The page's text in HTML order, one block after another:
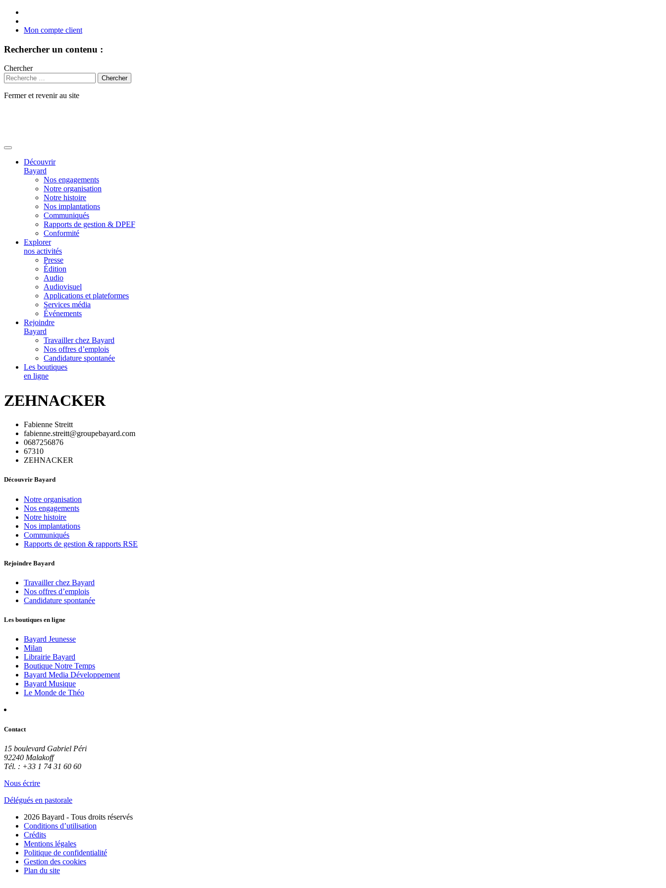
Mon compte client
Rechercher un contenu :
Chercher
Fermer et revenir au site
Découvrir
Bayard
Nos engagements
Notre organisation
Notre histoire
Nos implantations
Communiqués
Rapports de gestion & DPEF
Conformité
Explorer
nos activités
Presse
Édition
Audio
Audiovisuel
Applications et plateformes
Services média
Événements
Rejoindre
Bayard
Travailler chez Bayard
Nos offres d’emplois
Candidature spontanée
Les boutiques
en ligne
ZEHNACKER
Fabienne Streitt
fabienne.streitt@groupebayard.com
0687256876
67310
ZEHNACKER
Découvrir Bayard
Notre organisation
Nos engagements
Notre histoire
Nos implantations
Communiqués
Rapports de gestion & rapports RSE
Rejoindre Bayard
Travailler chez Bayard
Nos offres d’emplois
Candidature spontanée
Les boutiques en ligne
Bayard Jeunesse
Milan
Librairie Bayard
Boutique Notre Temps
Bayard Media Développement
Bayard Musique
Le Monde de Théo
Contact
15 boulevard Gabriel Péri
92240 Malakoff
Tél. : +33 1 74 31 60 60
Nous écrire
Délégués en pastorale
2026 Bayard - Tous droits réservés
Conditions d’utilisation
Crédits
Mentions légales
Politique de confidentialité
Gestion des cookies
Plan du site